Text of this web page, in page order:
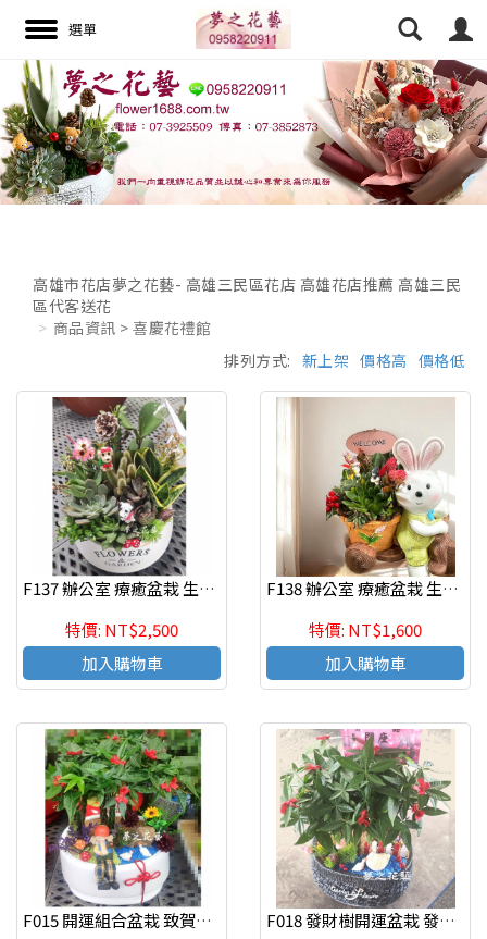
搜尋
高雄市花店夢之花藝- 高雄三民區花店 高雄花店推薦 高雄三民
區代客送花
商品資訊 > 喜慶花禮館
價格低
價格高
新上架
排列方式:
F137 辦公室 療癒盆栽 生意興隆 桌上盆栽 多肉植物盆栽 高雄花店
特價: NT$2,500
加入購物車
F138 辦公室 療癒盆栽 生意興隆 桌上盆栽 多肉植物盆栽 高雄花店
特價: NT$1,600
加入購物車
F015 開運組合盆栽 致賀盆栽 高雄花店 夢之花藝
F018 發財樹開運盆栽 發財樹組合盆栽 桌上盆栽 致賀盆栽 高雄花店 夢之花藝